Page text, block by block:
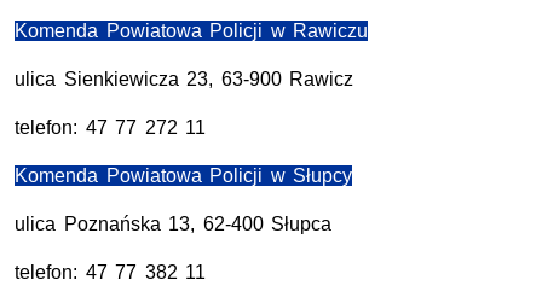
Komenda Powiatowa Policji w Rawiczu
ulica Sienkiewicza 23, 63-900 Rawicz
telefon: 47 77 272 11
Komenda Powiatowa Policji w Słupcy
ulica Poznańska 13, 62-400 Słupca
telefon: 47 77 382 11